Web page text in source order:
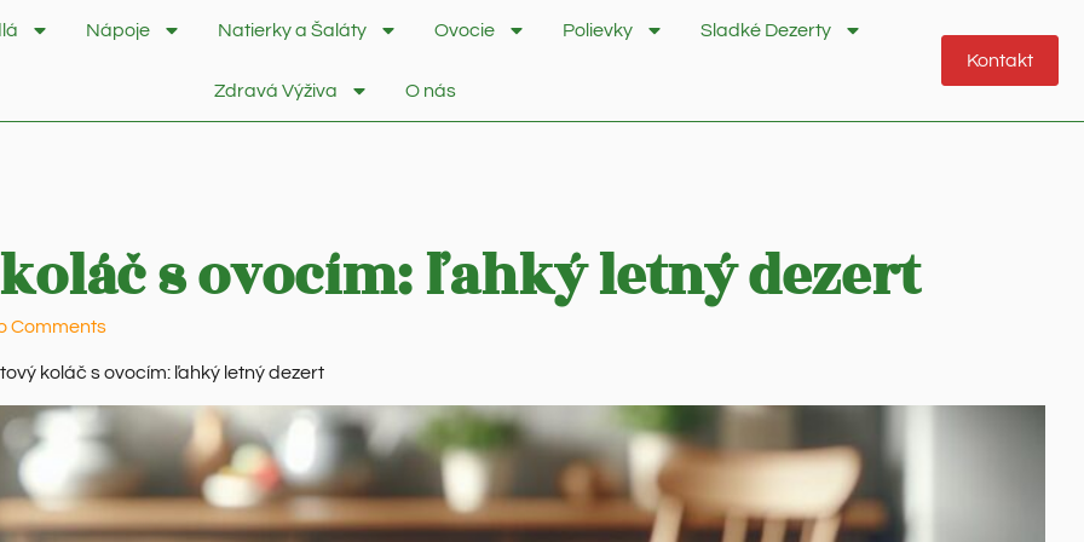
Nápoje Natierky a Šaláty Ovocie Polievky Sladké Dezerty
Zdravá Výživa O nás
Kontakt
s ovocím: ľahký letný dezert
Comments
koláč s ovocím: ľahký letný dezert